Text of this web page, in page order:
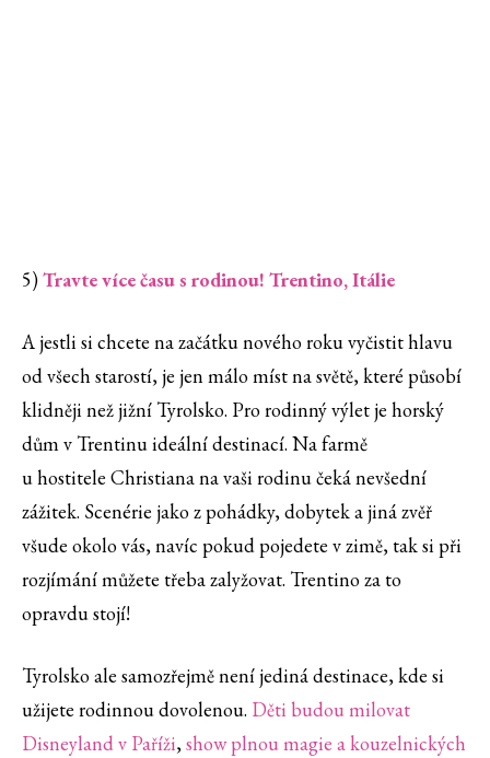
5)Travte více času s rodinou! Trentino, Itálie
A jestli si chcete na začátku nového roku vyčistit hlavu
od všech starostí, je jen málo míst na světě, které působí
klidněji než jižní Tyrolsko. Pro rodinný výlet je horský
dům v Trentinu ideální destinací. Na farmě
u hostitele Christiana na vaši rodinu čeká nevšední
zážitek. Scenérie jako z pohádky, dobytek a jiná zvěř
všude okolo vás, navíc pokud pojedete v zimě, tak si při
rozjímání můžete třeba zalyžovat. Trentino za to
opravdu stojí!
Tyrolsko ale samozřejmě není jediná destinace, kde si
užijete rodinnou dovolenou. Děti budou milovat
Disneyland v Paříži,show plnou magie a kouzelnických